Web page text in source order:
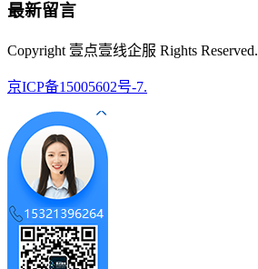
最新留言
Copyright 壹点壹线企服 Rights Reserved.
京ICP备15005602号-7.